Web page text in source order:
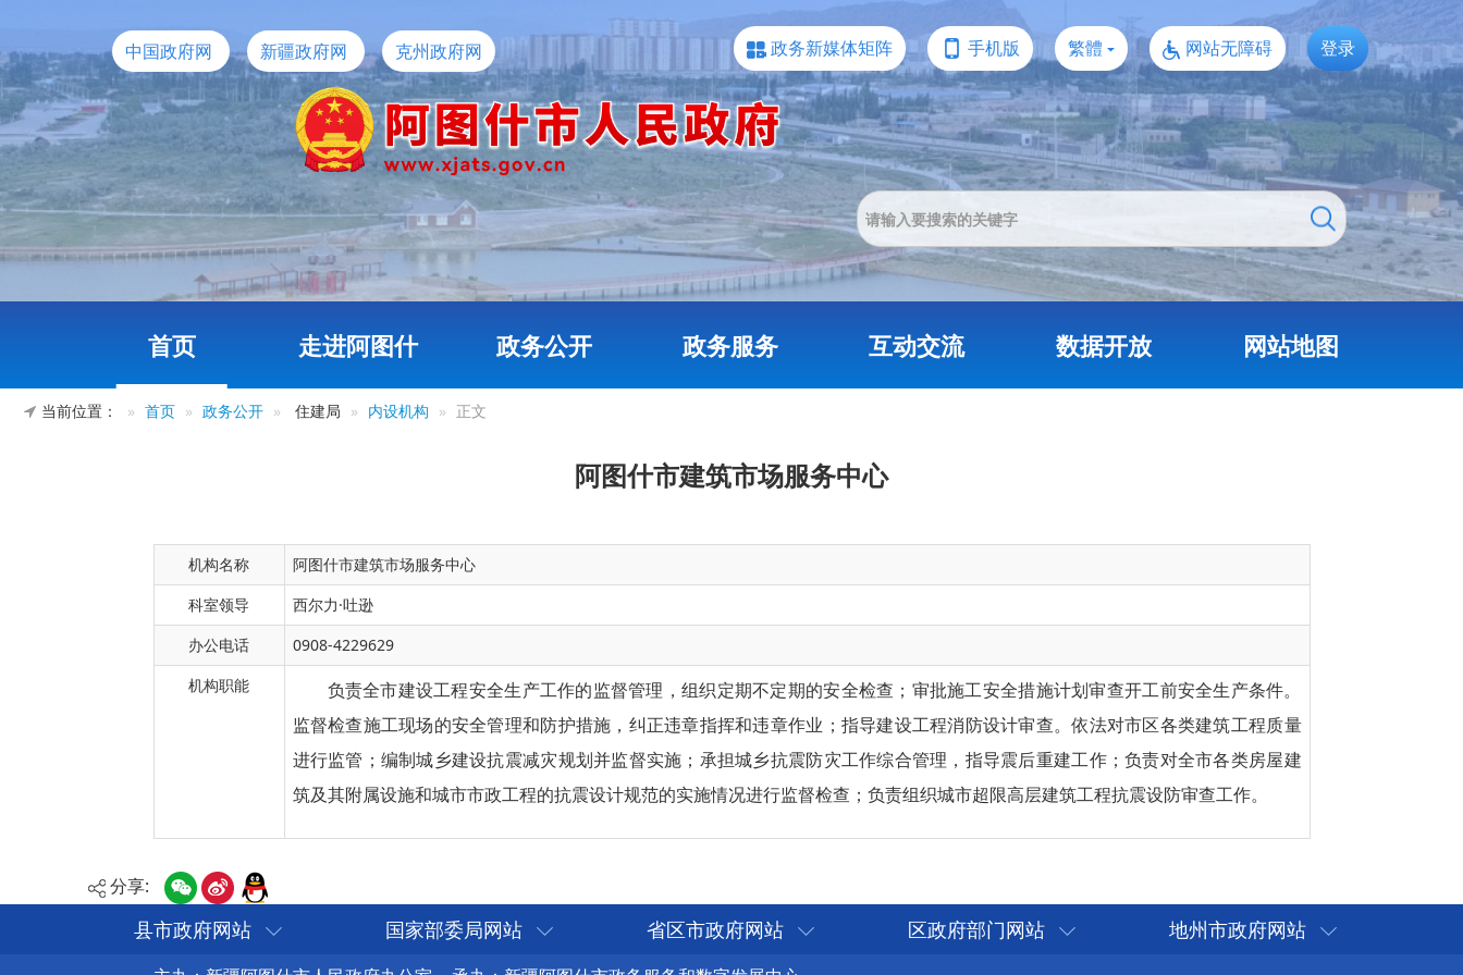
中国政府网 新疆政府网 克州政府网 政务新媒体矩阵 手机版 繁體 网站无障碍 登录
首页 走进阿图什 政务公开 政务服务 互动交流 数据开放 网站地图
当前位置： 首页 政务公开 住建局 内设机构 正文
阿图什市建筑市场服务中心
机构名称
阿图什市建筑市场服务中心
科室领导
西尔力·吐逊
办公电话
0908-4229629
机构职能
负责全市建设工程安全生产工作的监督管理，组织定期不定期的安全检查；审批施工安全措施计划审查开工前安全生产条件。
监督检查施工现场的安全管理和防护措施，纠正违章指挥和违章作业；指导建设工程消防设计审查。依法对市区各类建筑工程质量
进行监管；编制城乡建设抗震减灾规划并监督实施；承担城乡抗震防灾工作综合管理，指导震后重建工作；负责对全市各类房屋建
筑及其附属设施和城市市政工程的抗震设计规范的实施情况进行监督检查；负责组织城市超限高层建筑工程抗震设防审查工作。
分享:
县市政府网站 国家部委局网站 省区市政府网站 区政府部门网站 地州市政府网站